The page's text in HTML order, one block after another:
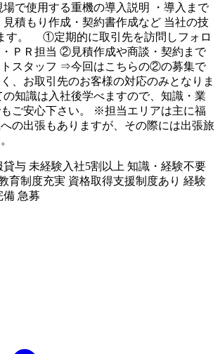
場で使用する重機の導入説明 ・導入まで
積もり作成・契約書作成など 当社の技
す。 ①定期的に取引先を訪問しフォロ
ＰＲ担当 ②見積作成や商談・契約まで
トスタッフ ⇒今回はこちらの②の募集で
、お取引先のお客様の対応のみとなりま
知識は入社後学べますので、知識・業
ご安心下さい。 ※担当エリアは主に福
の出張もありますが、その際には出張旅
貸与 未経験入社5割以上 知識・経験不要
育制度充実 資格取得支援制度あり 経験
備 急募